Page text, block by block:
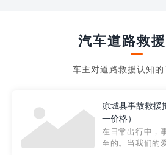
汽车道路救
车主对道路救援认知
凉城县事故救援
一价格）
在日常出行中，
至的。当我们的